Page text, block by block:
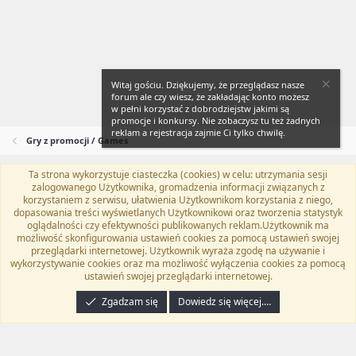
Gry z promocji / Games
Flat Awesome + (Parent DO NOT EDIT)
Polski (PL)
Kontakt
Regulamin Polityka prywatności Pomoc
TwitterKontakt
RSS
Community platform by XenForo® © 2010-2024 XenForo Ltd.
programyzadarmo.net.pl . | Xenforo Add-ons
Email Check by MPM.PM
Witaj gościu. Dziękujemy, że przeglądasz nasze
forum ale czy wiesz, że zakładając konto możesz
w pełni korzystać z dobrodziejstw jakimi są
promocje i konkursy. Nie zobaczysz tu też żadnych
reklam a rejestracja zajmie Ci tylko chwilę.
Ta strona wykorzystuje ciasteczka (cookies) w celu: utrzymania sesji
zalogowanego Użytkownika, gromadzenia informacji związanych z
korzystaniem z serwisu, ułatwienia Użytkownikom korzystania z niego,
dopasowania treści wyświetlanych Użytkownikowi oraz tworzenia statystyk
oglądalności czy efektywności publikowanych reklam.Użytkownik ma
możliwość skonfigurowania ustawień cookies za pomocą ustawień swojej
przeglądarki internetowej. Użytkownik wyraża zgodę na używanie i
wykorzystywanie cookies oraz ma możliwość wyłączenia cookies za pomocą
ustawień swojej przeglądarki internetowej.
Zgadzam się
Dowiedz się więcej.…